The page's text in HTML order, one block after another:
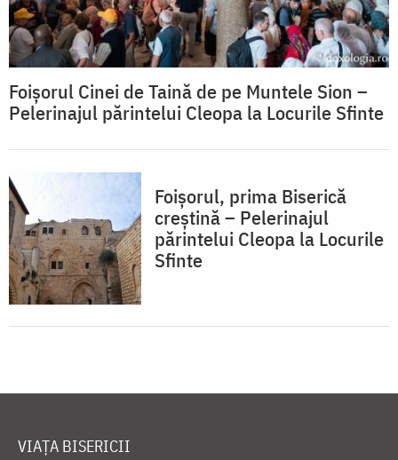
Foișorul Cinei de Taină de pe Muntele Sion –
Pelerinajul părintelui Cleopa la Locurile Sfinte
Foișorul, prima Biserică
creștină – Pelerinajul
părintelui Cleopa la Locurile
Sfinte
VIAȚA BISERICII